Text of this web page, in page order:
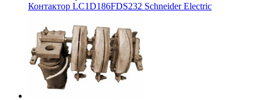
Контактор LC1D186FDS232 Schneider Electric